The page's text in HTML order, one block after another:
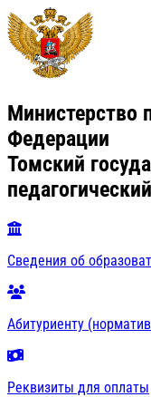
Министерство
Федерации
Томский
Сведения об
Абитуриенту
Реквизиты для оплаты